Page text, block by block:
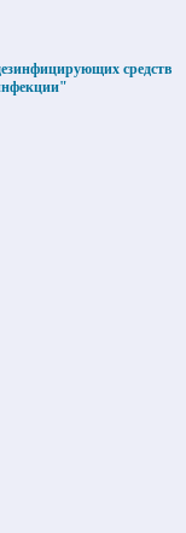
средств